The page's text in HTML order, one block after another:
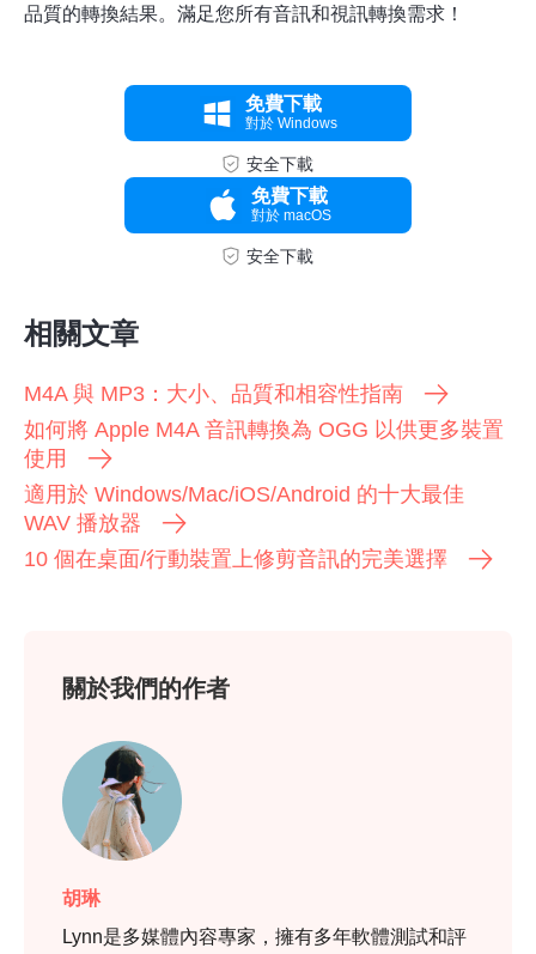
品質的轉換結果。滿足您所有音訊和視訊轉換需求！
免費下載
對於 Windows
安全下載
免費下載
對於 macOS
安全下載
相關文章
M4A 與 MP3：大小、品質和相容性指南
如何將 Apple M4A 音訊轉換為 OGG 以供更多裝置
使用
適用於 Windows/Mac/iOS/Android 的十大最佳
WAV 播放器
10 個在桌面/行動裝置上修剪音訊的完美選擇
關於我們的作者
胡琳
Lynn是多媒體內容專家，擁有多年軟體測試和評